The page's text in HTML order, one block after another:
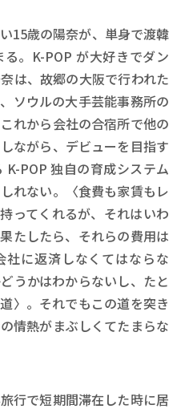
15歳の陽奈が、単身で渡韓
。K-POP が大好きでダン
は、故郷の大阪で行われた
ソウルの大手芸能事務所の
れから会社の合宿所で他の
ながら、デビューを目指す
POP 独自の育成システム
れない。〈食費も家賃もレ
ってくれるが、それはいわ
たしたら、それらの費用は
に返済しなくてはならな
うかはわからないし、たと
〉。それでもこの道を突き
情熱がまぶしくてたまらな
行で短期間滞在した時に居